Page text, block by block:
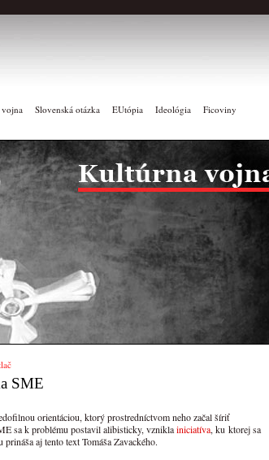
Slovenská otázka EUtópia Ideológia Ficoviny
SME
orientáciou, ktorý prostredníctvom neho začal šíriť
sa k problému postavil alibisticky, vzniklainiciatíva, ku ktorej sa
aj tento text Tomáša Zavackého.